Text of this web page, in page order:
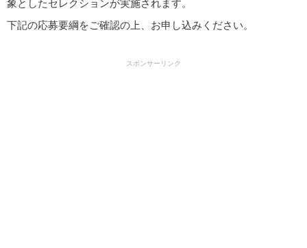
象としたセレクションが実施されます。
下記の応募要綱をご確認の上、お申し込みください。
スポンサーリンク